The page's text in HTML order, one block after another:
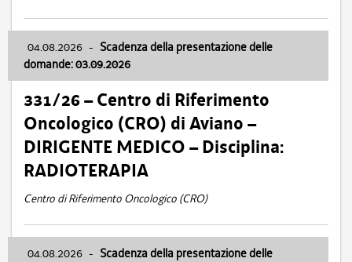
04.08.2026 - Scadenza della presentazione delle
domande: 03.09.2026
331/26 – Centro di Riferimento
Oncologico (CRO) di Aviano –
DIRIGENTE MEDICO – Disciplina:
RADIOTERAPIA
Centro di Riferimento Oncologico (CRO)
04.08.2026 - Scadenza della presentazione delle